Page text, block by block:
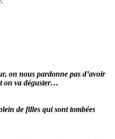
on nous pardonne pas d’avoir
on va déguster…
de filles qui sont tombées